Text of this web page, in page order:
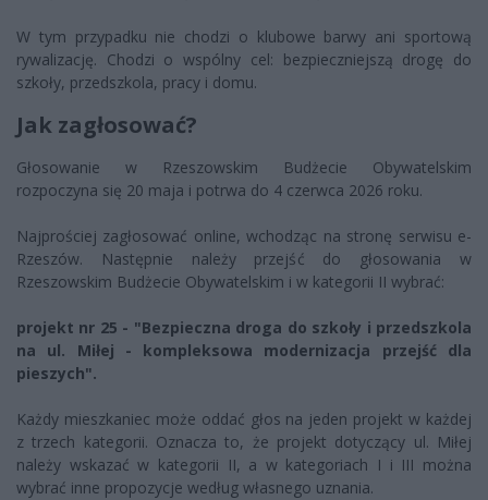
W tym przypadku nie chodzi o klubowe barwy ani sportową
rywalizację. Chodzi o wspólny cel: bezpieczniejszą drogę do
szkoły, przedszkola, pracy i domu.
Jak zagłosować?
Głosowanie w Rzeszowskim Budżecie Obywatelskim
rozpoczyna się 20 maja i potrwa do 4 czerwca 2026 roku.
Najprościej zagłosować online, wchodząc na stronę serwisu e-
Rzeszów. Następnie należy przejść do głosowania w
Rzeszowskim Budżecie Obywatelskim i w kategorii II wybrać:
projekt nr 25 - "Bezpieczna droga do szkoły i przedszkola
na ul. Miłej - kompleksowa modernizacja przejść dla
pieszych".
Każdy mieszkaniec może oddać głos na jeden projekt w każdej
z trzech kategorii. Oznacza to, że projekt dotyczący ul. Miłej
należy wskazać w kategorii II, a w kategoriach I i III można
wybrać inne propozycje według własnego uznania.